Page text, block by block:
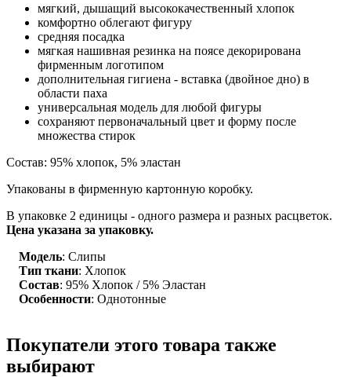
мягкий, дышащий высококачественный хлопок
комфортно облегают фигуру
средняя посадка
мягкая нашивная резинка на поясе декорирована
фирменным логотипом
дополнительная гигиена - вставка (двойное дно) в
области паха
универсальная модель для любой фигуры
сохраняют первоначальный цвет и форму после
множества стирок
Состав: 95% хлопок, 5% эластан
Упакованы в фирменную картонную коробку.
В упаковке 2 единицы - одного размера и разных расцветок.
Цена указана за упаковку.
Модель: Слипы
Тип ткани: Хлопок
Состав: 95% Хлопок / 5% Эластан
Особенности: Однотонные
Покупатели этого товара также
выбирают